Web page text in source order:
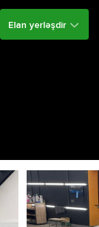
Elan yerləşdir